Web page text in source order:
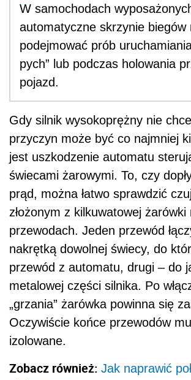
W samochodach
automatyczne skrzynie biegów
podejmować prób
pych” lub podczas holowania
pojazd.
Gdy silnik wysokoprężny nie
przyczyn może być co najmniej
jest uszkodzenie automatu
świecami żarowymi. To, czy
prąd, można łatwo sprawdzić
złożonym z kilkuwatowej żarówki
przewodach. Jeden przewód
nakrętką dowolnej świecy, do
przewód z automatu, drugi – do
metalowej części silnika. Po
„grzania” żarówka powinna się
Oczywiście końce przewodów
izolowane.
Zobacz również: Jak naprawić